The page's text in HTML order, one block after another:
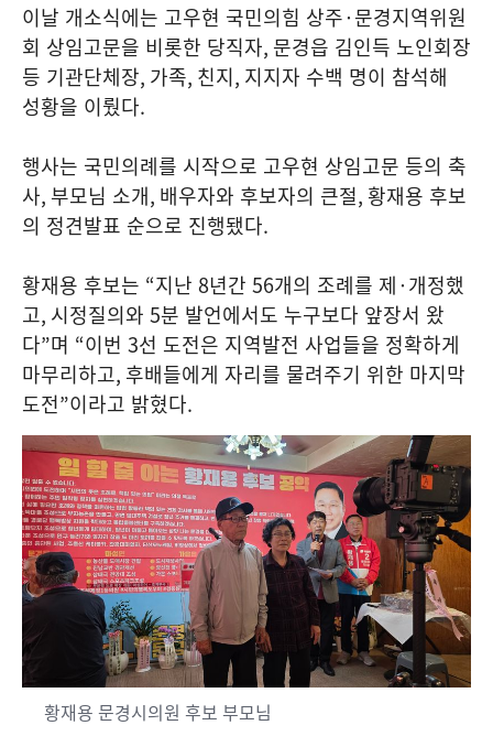
이날 개소식에는 고우현 국민의힘 상주·문경지역위원
회 상임고문을 비롯한 당직자, 문경읍 김인득 노인회장
등 기관단체장, 가족, 친지, 지지자 수백 명이 참석해
성황을 이뤘다.
행사는 국민의례를 시작으로 고우현 상임고문 등의 축
사, 부모님 소개, 배우자와 후보자의 큰절, 황재용 후보
의 정견발표 순으로 진행됐다.
황재용 후보는 “지난 8년간 56개의 조례를 제·개정했
고, 시정질의와 5분 발언에서도 누구보다 앞장서 왔
다”며 “이번 3선 도전은 지역발전 사업들을 정확하게
마무리하고, 후배들에게 자리를 물려주기 위한 마지막
도전”이라고 밝혔다.
황재용 문경시의원 후보 부모님